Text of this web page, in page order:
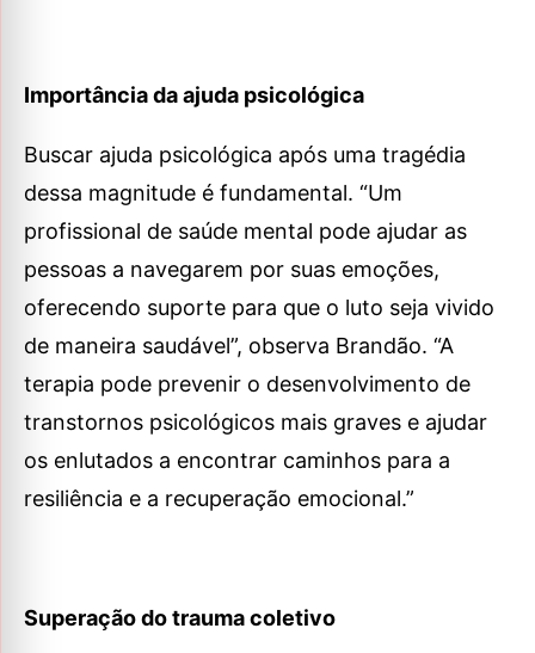
Importância da ajuda psicológica
Buscar ajuda psicológica após uma tragédia
dessa magnitude é fundamental. “Um
profissional de saúde mental pode ajudar as
pessoas a navegarem por suas emoções,
oferecendo suporte para que o luto seja vivido
de maneira saudável”, observa Brandão. “A
terapia pode prevenir o desenvolvimento de
transtornos psicológicos mais graves e ajudar
os enlutados a encontrar caminhos para a
resiliência e a recuperação emocional.”
Superação do trauma coletivo